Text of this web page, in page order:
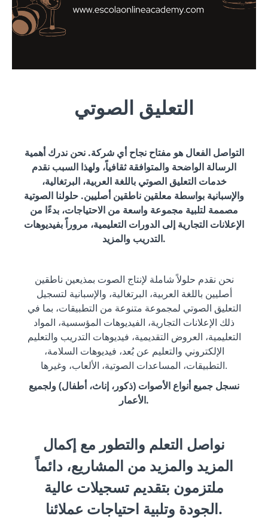
التعليق الصوتي
التواصل الفعال هو مفتاح نجاح أي شركة. نحن ندرك أهمية
الرسالة الواضحة والمتوافقة ثقافياً، ولهذا السبب نقدم
خدمات التعليق الصوتي باللغة العربية، البرتغالية،
والإسبانية بواسطة معلقين ناطقين أصليين. حلولنا الصوتية
مصممة لتلبية مجموعة واسعة من الاحتياجات، بدءًا من
الإعلانات التجارية إلى الدورات التعليمية، مروراً بفيديوهات
التدريب والمزيد.
نحن نقدم حلولاً شاملة لإنتاج الصوت بمذيعين ناطقين
أصليين باللغة العربية، البرتغالية، والإسبانية لتسجيل
التعليق الصوتي لمجموعة متنوعة من التطبيقات، بما في
ذلك الإعلانات التجارية، الفيديوهات المؤسسية، المواد
التعليمية، العروض التقديمية، فيديوهات التدريب والتعليم
الإلكتروني والتعليم عن بُعد، فيديوهات السلامة،
التطبيقات، المساعدات الصوتية، الألعاب، وغيرها.
نسجل جميع أنواع الأصوات (ذكور، إناث، أطفال) ولجميع
الأعمار.
نواصل التعلم والتطور مع إكمال
المزيد والمزيد من المشاريع، دائماً
ملتزمون بتقديم تسجيلات عالية
الجودة وتلبية احتياجات عملائنا.